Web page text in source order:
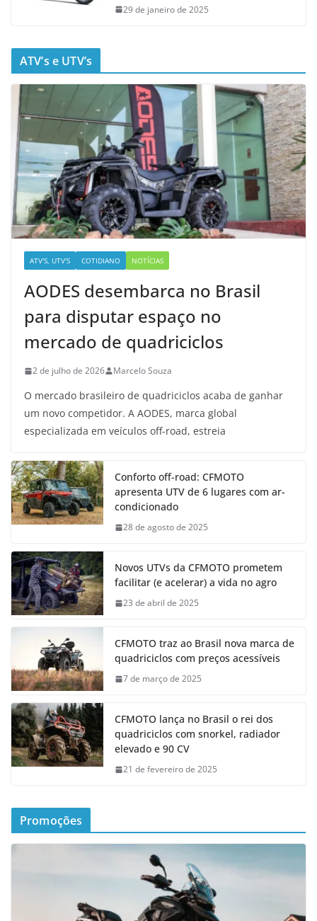
29 de janeiro de 2025
ATV’s e UTV’s
ATV'S, UTV'S COTIDIANO NOTÍCIAS
AODES desembarca no Brasil
para disputar espaço no
mercado de quadriciclos
2 de julho de 2026 Marcelo Souza
O mercado brasileiro de quadriciclos acaba de ganhar
um novo competidor. A AODES, marca global
especializada em veículos off-road, estreia
Conforto off-road: CFMOTO
apresenta UTV de 6 lugares com ar-
condicionado
28 de agosto de 2025
Novos UTVs da CFMOTO prometem
facilitar (e acelerar) a vida no agro
23 de abril de 2025
CFMOTO traz ao Brasil nova marca de
quadriciclos com preços acessíveis
7 de março de 2025
CFMOTO lança no Brasil o rei dos
quadriciclos com snorkel, radiador
elevado e 90 CV
21 de fevereiro de 2025
Promoções